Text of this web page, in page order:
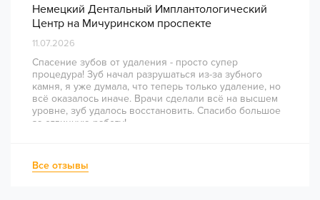
Немецкий Дентальный Имплантологический
Центр на Мичуринском проспекте
11.07.2026
Спасение зубов от удаления - просто супер
процедура! Зуб начал разрушаться из-за зубного
камня, я уже думала, что теперь только удаление, но
всё оказалось иначе. Врачи сделали всё на высшем
уровне, зуб удалось восстановить. Спасибо большое
за отличную работу!
Все отзывы